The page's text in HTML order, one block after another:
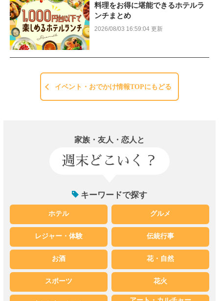
料理をお得に堪能できるホテルラ
ンチまとめ
2026/08/03 16:59:04 更新
イベント・おでかけ情報TOPにもどる
家族・友人・恋人と
週末どこいく？
キーワードで探す
ホテル グルメ
レジャー・体験 伝統行事
お酒 花・自然
スポーツ 花火